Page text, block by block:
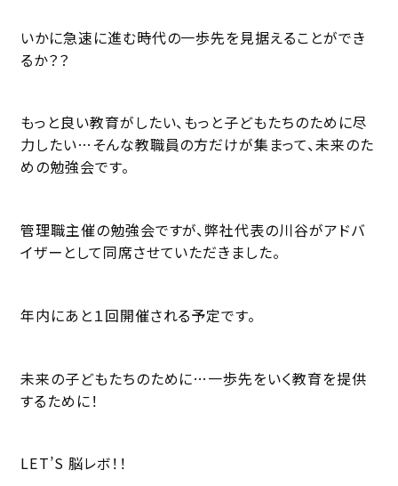
いかに急速に進む時代の一歩先を見据えることができ
るか？？
もっと良い教育がしたい、もっと子どもたちのために尽
力したい…そんな教職員の方だけが集まって、未来のた
めの勉強会です。
管理職主催の勉強会ですが、弊社代表の川谷がアドバ
イザーとして同席させていただきました。
年内にあと１回開催される予定です。
未来の子どもたちのために…一歩先をいく教育を提供
するために！
LET’S 脳レボ！！